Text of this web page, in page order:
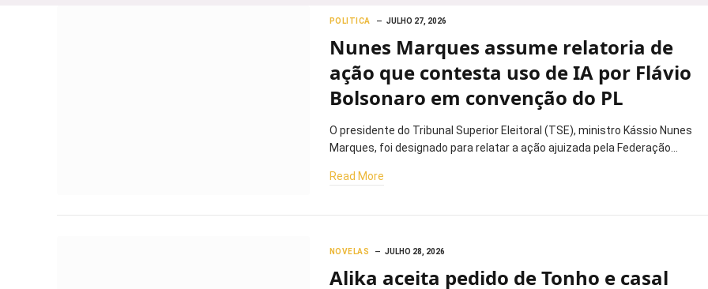
POLITICA JULHO 27, 2026
Nunes Marques assume relatoria de
ação que contesta uso de IA por Flávio
Bolsonaro em convenção do PL
O presidente do Tribunal Superior Eleitoral (TSE), ministro Kássio Nunes
Marques, foi designado para relatar a ação ajuizada pela Federação…
Read More
NOVELAS JULHO 28, 2026
Alika aceita pedido de Tonho e casal